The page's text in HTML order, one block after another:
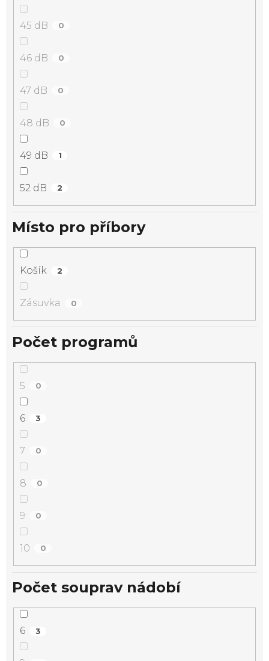
45 dB 0
46 dB 0
47 dB 0
48 dB 0
49 dB 1
52 dB 2
Místo pro příbory
Košík 2
Zásuvka 0
Počet programů
5 0
6 3
7 0
8 0
9 0
10 0
Počet souprav nádobí
6 3